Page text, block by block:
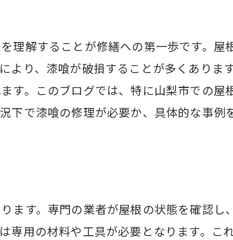
理解することが修繕への第一歩です。
より、漆喰が破損することが多くあり
す。このブログでは、特に山梨市での
下で漆喰の修理が必要か、具体的な事例
ます。専門の業者が屋根の状態を確認
専用の材料や工具が必要となります。